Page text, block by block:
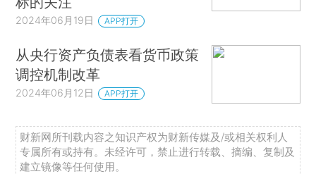
2024年06月19日 APP打开
从央行资产负债表看货币政策
调控机制改革
2024年06月12日 APP打开
财新网所刊载内容之知识产权为财新传媒及/或相关权利人
专属所有或持有。未经许可，禁止进行转载、摘编、复制及
建立镜像等任何使用。